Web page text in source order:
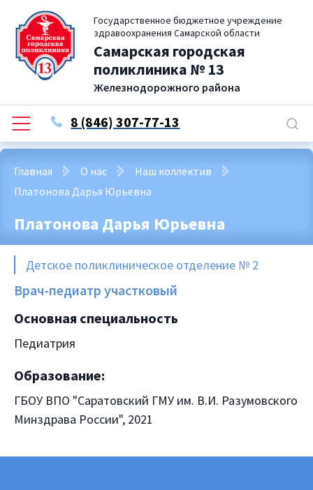
Государственное бюджетное учреждение
здравоохранения Самарской области
Самарская городская
поликлиника № 13
Железнодорожного района
8 (846) 307-77-13
Главная О нас
Наш коллектив
Платонова Дарья Юрьевна
Платонова Дарья Юрьевна
Детское поликлиническое отделение № 2
Врач-педиатр участковый
Основная специальность
Педиатрия
Образование:
ГБОУ ВПО "Саратовский ГМУ им. В.И. Разумовского
Минздрава России", 2021